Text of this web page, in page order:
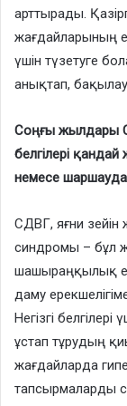
арттырады.
жағдайларының
үшін түзетуге
анықтап,
Соңғы жылдары
белгілері
немесе
СДВГ, яғни зейін
синдромы – бұл
шашыраңқылық
даму
Негізгі
ұстап тұрудың
жағдайларда
тапсырмаларды